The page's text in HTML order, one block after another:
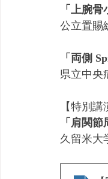
「上腕
公立置賜
「両側
県立中央
【特別講
「肩関
久留米大